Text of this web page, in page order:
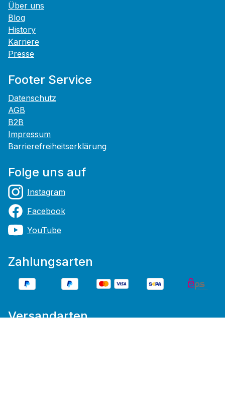
Über uns
Blog
History
Karriere
Presse
Footer Service
Datenschutz
AGB
B2B
Impressum
Barrierefreiheitserklärung
Folge uns auf
Instagram
Facebook
YouTube
Zahlungsarten
Versandarten